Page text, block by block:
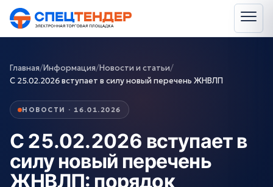
Главная/Информация/Новости и статьи/
С 25.02.2026 вступает в силу новый перечень ЖНВЛП
НОВОСТИ · 16.01.2026
С 25.02.2026 вступает в
силу новый перечень
ЖНВЛП: порядок